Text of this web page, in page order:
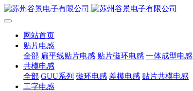
网站首页
贴片电感
全部 扁平线贴片电感 贴片磁环电感 一体成型电感
共模电感
全部 GUU系列 磁环电感 差模电感 贴片共模电感
工字电感